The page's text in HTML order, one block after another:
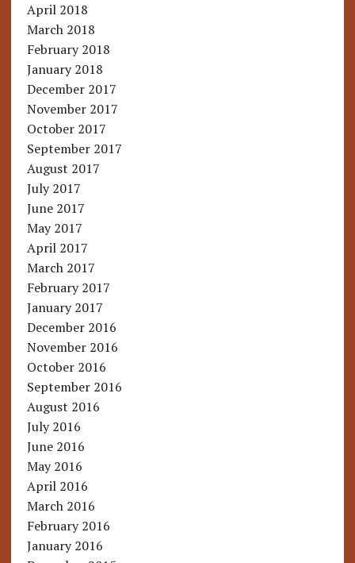
April 2018
March 2018
February 2018
January 2018
December 2017
November 2017
October 2017
September 2017
August 2017
July 2017
June 2017
May 2017
April 2017
March 2017
February 2017
January 2017
December 2016
November 2016
October 2016
September 2016
August 2016
July 2016
June 2016
May 2016
April 2016
March 2016
February 2016
January 2016